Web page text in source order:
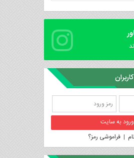
|فراموشی رمز؟